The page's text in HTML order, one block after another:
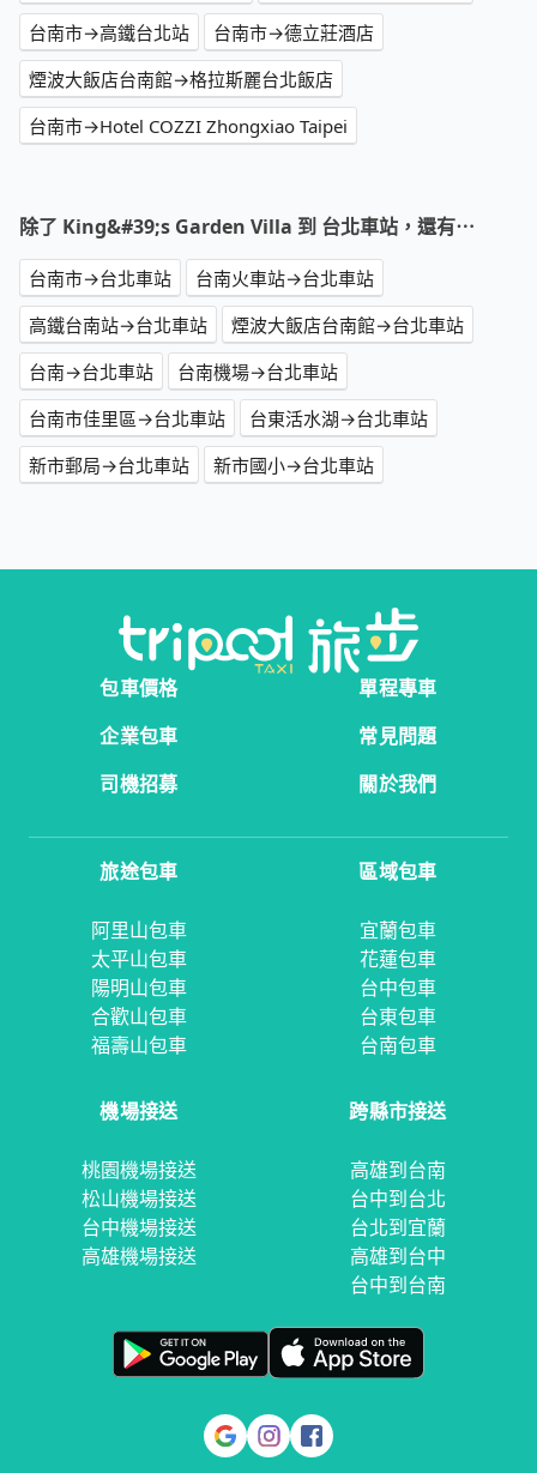
台南市→高鐵台北站
台南市→德立莊酒店
煙波大飯店台南館→格拉斯麗台北飯店
台南市→Hotel COZZI Zhongxiao Taipei
除了 King&#39;s Garden Villa 到 台北車站，還有⋯
台南市→台北車站
台南火車站→台北車站
高鐵台南站→台北車站
煙波大飯店台南館→台北車站
台南→台北車站
台南機場→台北車站
台南市佳里區→台北車站
台東活水湖→台北車站
新市郵局→台北車站
新市國小→台北車站
包車價格
單程專車
企業包車
常見問題
司機招募
關於我們
旅途包車
阿里山包車
太平山包車
陽明山包車
合歡山包車
福壽山包車
區域包車
宜蘭包車
花蓮包車
台中包車
台東包車
台南包車
機場接送
桃園機場接送
松山機場接送
台中機場接送
高雄機場接送
跨縣市接送
高雄到台南
台中到台北
台北到宜蘭
高雄到台中
台中到台南